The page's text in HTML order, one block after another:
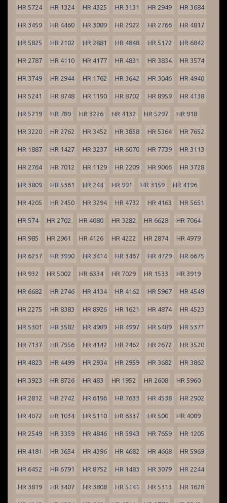
HR 5724 HR 1324 HR 4325 HR 3131 HR 2949 HR 3684
HR 3459 HR 4460 HR 3089 HR 2922 HR 2766 HR 4817
HR 5825 HR 2102 HR 2881 HR 4848 HR 5172 HR 6842
HR 2787 HR 4110 HR 4177 HR 4831 HR 3834 HR 3574
HR 3749 HR 2944 HR 1762 HR 3642 HR 3046 HR 4940
HR 5241 HR 8748 HR 1190 HR 8702 HR 8959 HR 4138
HR 5219 HR 789 HR 3226 HR 4132 HR 5297 HR 918
HR 3220 HR 2762 HR 3452 HR 3858 HR 5364 HR 7652
HR 1887 HR 1427 HR 3237 HR 6070 HR 7739 HR 3113
HR 2764 HR 7012 HR 1129 HR 2209 HR 9066 HR 3728
HR 3809 HR 5361 HR 244 HR 991 HR 3159 HR 4196
HR 4205 HR 2450 HR 3294 HR 4732 HR 4163 HR 5651
HR 574 HR 2702 HR 4080 HR 3282 HR 6628 HR 7064
HR 985 HR 2961 HR 4126 HR 4222 HR 2874 HR 4979
HR 6237 HR 3990 HR 3414 HR 3467 HR 4729 HR 6675
HR 932 HR 5002 HR 6334 HR 7029 HR 1533 HR 3919
HR 6682 HR 2746 HR 4134 HR 4162 HR 5967 HR 4549
HR 2275 HR 8383 HR 8926 HR 1621 HR 4874 HR 4523
HR 5301 HR 3582 HR 4989 HR 4997 HR 5489 HR 5371
HR 7137 HR 7956 HR 4142 HR 2462 HR 2672 HR 3520
HR 4823 HR 4499 HR 2934 HR 2959 HR 3682 HR 3862
HR 3923 HR 8726 HR 483 HR 1952 HR 2608 HR 5960
HR 2812 HR 2742 HR 6196 HR 7633 HR 4538 HR 2902
HR 4072 HR 1034 HR 5110 HR 6337 HR 500 HR 4089
HR 2549 HR 3359 HR 4846 HR 5943 HR 7659 HR 1205
HR 4181 HR 3654 HR 4396 HR 4682 HR 4668 HR 5969
HR 6452 HR 6791 HR 8752 HR 1483 HR 3079 HR 2244
HR 3819 HR 3407 HR 3808 HR 5141 HR 5313 HR 1628